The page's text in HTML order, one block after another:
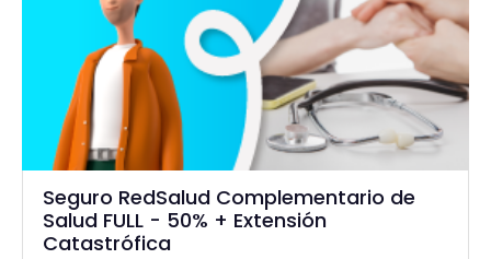
Seguro RedSalud Complementario de
Salud FULL - 50% + Extensión
Catastrófica